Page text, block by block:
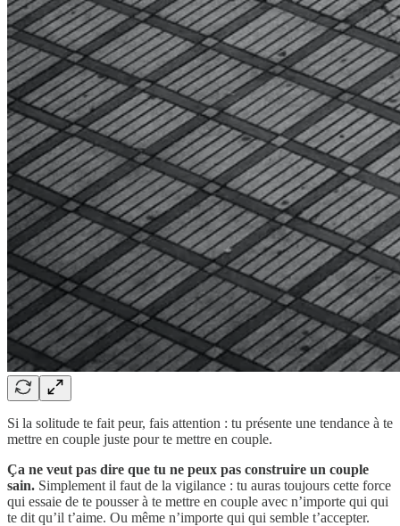
Si la solitude te fait peur, fais attention : tu présente une tendance à te
mettre en couple juste pour te mettre en couple.
Ça ne veut pas dire que tu ne peux pas construire un couple
sain. Simplement il faut de la vigilance : tu auras toujours cette force
qui essaie de te pousser à te mettre en couple avec n’importe qui qui
te dit qu’il t’aime. Ou même n’importe qui qui semble t’accepter.